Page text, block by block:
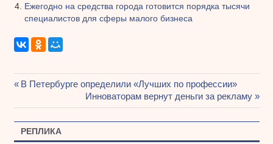
Ежегодно на средства города готовится порядка тысячи
специалистов для сферы малого бизнеса
Навигация
записям
Предыдущая
В Петербурге определили «Лучших по профессии»
Следующая
запись:
Инноваторам вернут деньги за рекламу
РЕПЛИКА